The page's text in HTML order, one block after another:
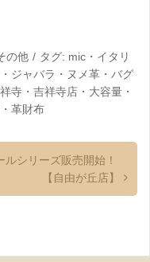
の他 タグ: mic ・ イタリ
・ ジャバラ ・ ヌメ革 ・ バグ
寺 ・ 吉祥寺店 ・ 大容量 ・
・ 革財布
ルシリーズ販売開始！
【自由が丘店】